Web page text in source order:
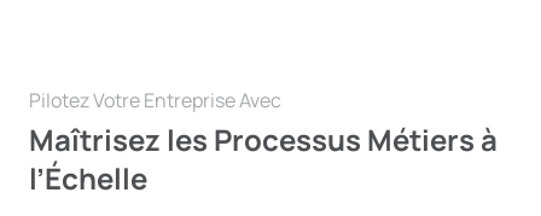
Pilotez Votre Entreprise Avec
Maîtrisez les Processus Métiers à
l’Échelle